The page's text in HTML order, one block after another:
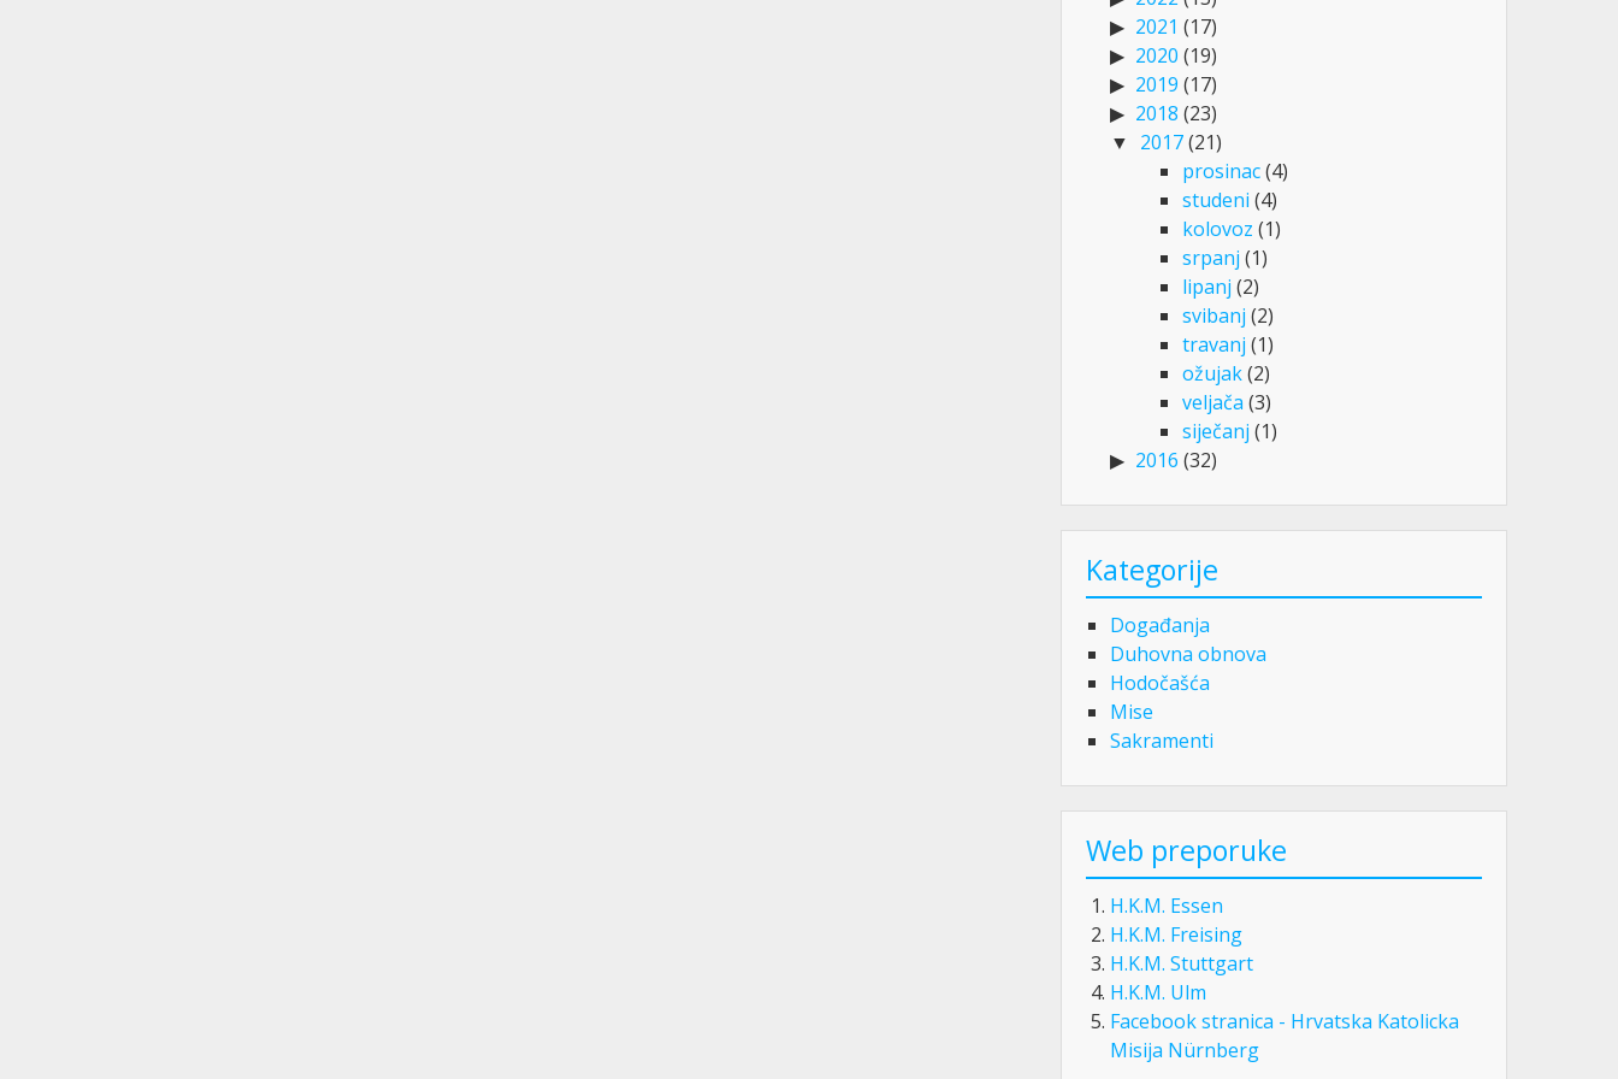
2021 (17)
2020 (19)
2019 (17)
2018 (23)
2017(21)
prosinac(4)
studeni (4)
kolovoz (1)
srpanj (1)
lipanj (2)
svibanj (2)
travanj (1)
ožujak(2)
veljača (3)
siječanj (1)
2016 (32)
Kategorije
Događanja
Duhovna obnova
Hodočašća
Mise
Sakramenti
Web preporuke
H.K.M. Essen
H.K.M. Freising
H.K.M. Stuttgart
H.K.M. Ulm
Facebook stranica - Hrvatska Katolicka
Misija Nürnberg